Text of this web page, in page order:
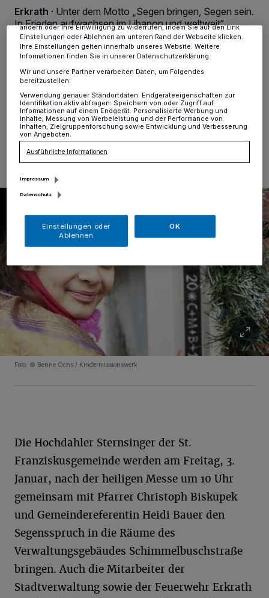
Erkrath · Unter dem Motto „Segen bringen, Segen sein.
In Frieden aufwachsen im Libanon und weltweit“
werden wieder über eine halbe Million Sternsinger in
Deutschland zum Fest der Heiligen Drei Könige
ausgesandt, um Gottes Segen zu den Menschen zu
bringen und für Kinder in Not zu sammeln – so auch
wieder in Erkrath.
17.12.2019 , 13:45 Uhr
Foto: © Benne Ochs / Kindermissionswerk
Die Hochdahler Sternsinger der St.
Franziskusgemeinde werden am Freitag, 3.
Januar, nach der heiligen Messe um 10 Uhr
gemeinsam mit Pfarrer Christoph Biskupek
und Gemeindereferentin Heidi Bauer den
Segensspruch in die Räume des
Verwaltungsgebäudes Schimmelbuschstraße
bringen. Auch die Mitarbeiter der
Stadtverwaltung sowie der Feuerwehr Erkrath
Anzeigen möglicherweise nicht mehr so relevant für Sie. Sie können
dieses Menü jederzeit wieder aufrufen, um Ihre Einstellungen zu
ändern oder Ihre Einwilligung zu widerrufen, indem Sie auf den Link
Einstellungen oder Ablehnen am unteren Rand der Webseite klicken.
Ihre Einstellungen gelten innerhalb unseres Website. Weitere
Informationen finden Sie in unserer Datenschutzerklärung.
Wir und unsere Partner verarbeiten Daten, um Folgendes
bereitzustellen:
Verwendung genauer Standortdaten. Endgeräteeigenschaften zur
Identifikation aktiv abfragen. Speichern von oder Zugriff auf
Informationen auf einem Endgerät. Personalisierte Werbung und
Inhalte, Messung von Werbeleistung und der Performance von
Inhalten, Zielgruppenforschung sowie Entwicklung und Verbesserung
von Angeboten.
Ausführliche Informationen
Impressum
Datenschutz
Einstellungen oder
Ablehnen
OK